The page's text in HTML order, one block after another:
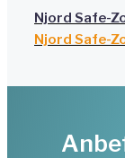
Njord Safe-
Njord Safe-